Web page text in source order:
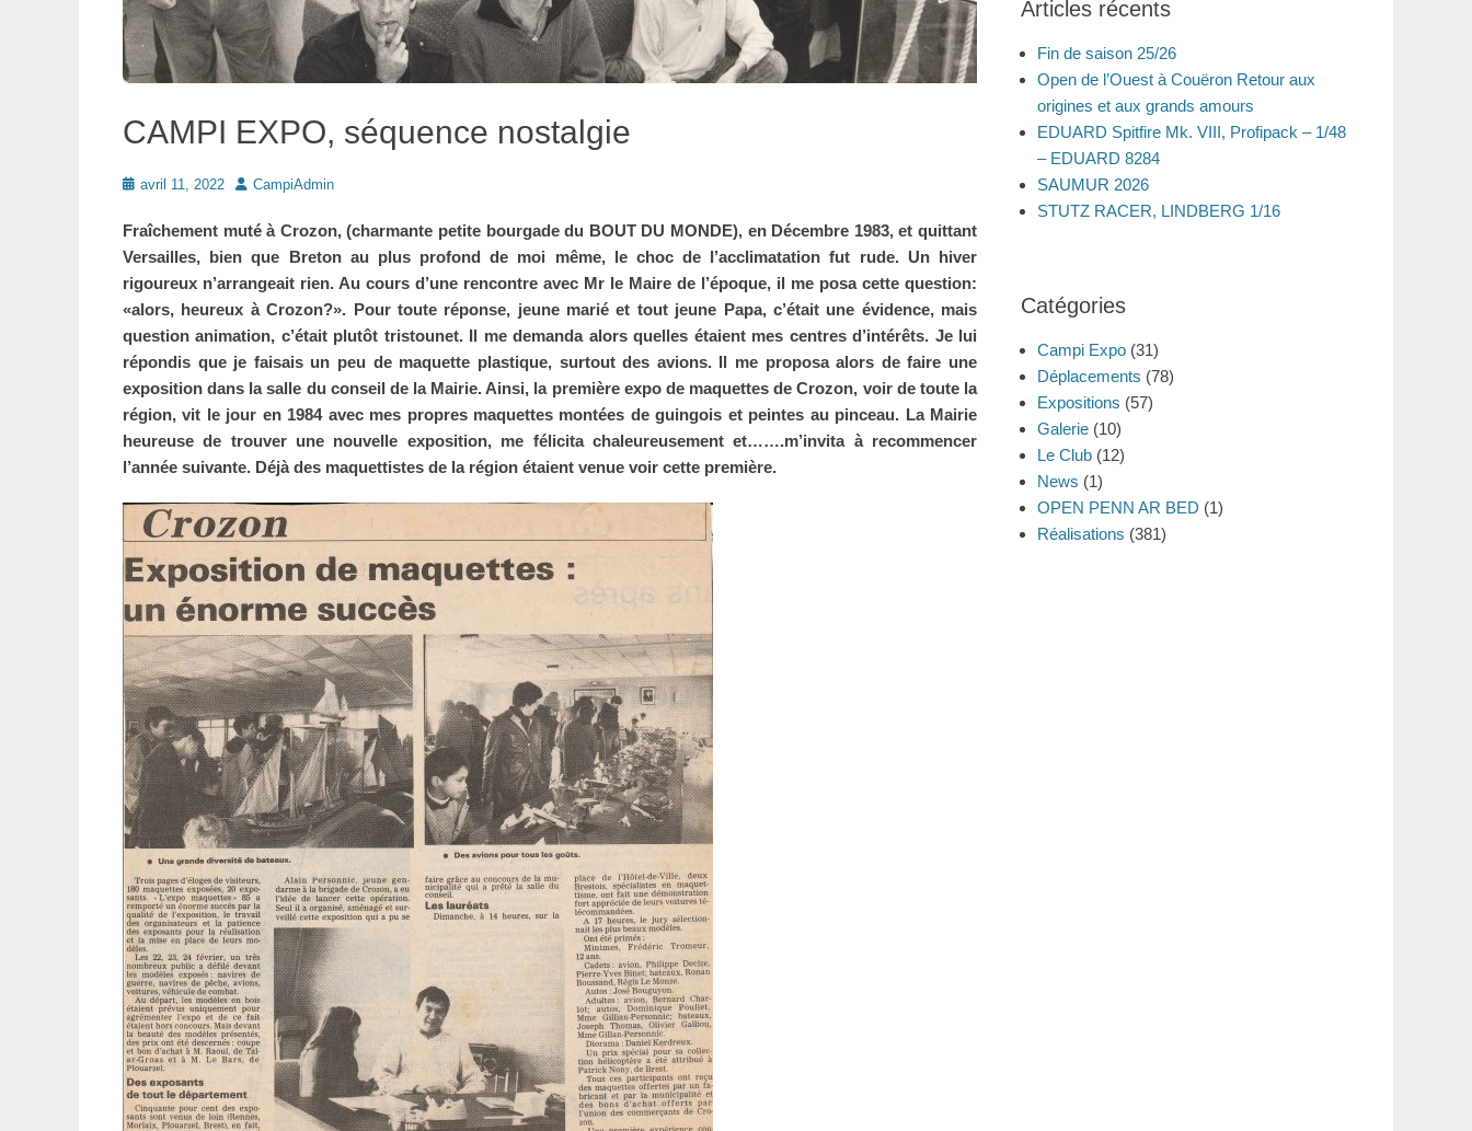
CAMPI EXPO, séquence nostalgie
Postéavril 11, 2022 Auteur
CampiAdmin
Fraîchement muté à Crozon, (charmante petite bourgade du BOUT DU MONDE), en Décembre 1983, et quittant
Versailles, bien que Breton au plus profond de moi même, le choc de l’acclimatation fut rude. Un hiver
rigoureux n’arrangeait rien. Au cours d’une rencontre avec Mr le Maire de l’époque, il me posa cette question:
«alors, heureux à Crozon?». Pour toute réponse, jeune marié et tout jeune Papa, c’était une évidence, mais
question animation, c’était plutôt tristounet. Il me demanda alors quelles étaient mes centres d’intérêts. Je lui
répondis que je faisais un peu de maquette plastique, surtout des avions. Il me proposa alors de faire une
exposition dans la salle du conseil de la Mairie. Ainsi, la première expo de maquettes de Crozon, voir de toute la
région, vit le jour en 1984 avec mes propres maquettes montées de guingois et peintes au pinceau. La Mairie
heureuse de trouver une nouvelle exposition, me félicita chaleureusement et…….m’invita à recommencer
l’année suivante. Déjà des maquettistes de la région étaient venue voir cette première.
Articles récents
Fin de saison 25/26
Open de l’Ouest à Couëron Retour aux
origines et aux grands amours
EDUARD Spitfire Mk. VIII, Profipack – 1/48
– EDUARD 8284
SAUMUR 2026
STUTZ RACER, LINDBERG 1/16
Catégories
Campi Expo (31)
Déplacements (78)
Expositions (57)
Galerie (10)
Le Club (12)
News (1)
OPEN PENN AR BED (1)
Réalisations (381)